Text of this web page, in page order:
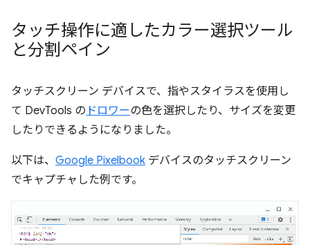
タッチ操作に適したカラー選択ツール
と分割ペイン
タッチスクリーン デバイスで、指やスタイラスを使用し
て DevTools の ドロワーの色を選択したり、サイズを変更
したりできるようになりました。
以下は、 Google Pixelbook デバイスのタッチスクリーン
でキャプチャした例です。